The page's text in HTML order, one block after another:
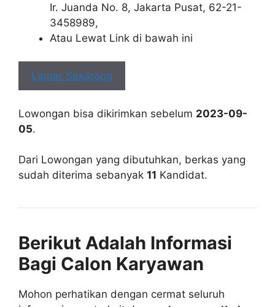
Ir. Juanda No. 8, Jakarta Pusat, 62-21-
3458989,
Atau Lewat Link di bawah ini
Lamar Sekarang
Lowongan bisa dikirimkan sebelum 2023-09-
05.
Dari Lowongan yang dibutuhkan, berkas yang
sudah diterima sebanyak 11 Kandidat.
Berikut Adalah Informasi
Bagi Calon Karyawan
Mohon perhatikan dengan cermat seluruh